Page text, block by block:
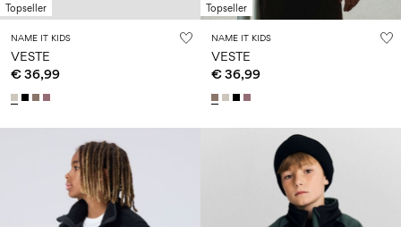
Topseller
NAME IT KIDS
VESTE
€ 36,99
Topseller
NAME IT KIDS
VESTE
€ 36,99